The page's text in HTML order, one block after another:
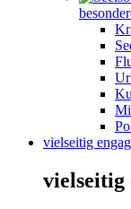
vielseitig
vielseitig